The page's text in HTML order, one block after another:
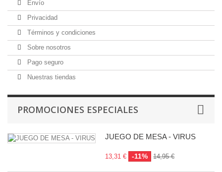
Envío
Privacidad
Términos y condiciones
Sobre nosotros
Pago seguro
Nuestras tiendas
PROMOCIONES ESPECIALES
JUEGO DE MESA - VIRUS
13,31 € -11% 14,95 €